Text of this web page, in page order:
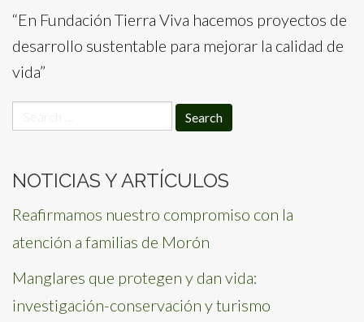
“En Fundación Tierra Viva hacemos proyectos de
desarrollo sustentable para mejorar la calidad de
vida”
for:
NOTICIAS Y ARTÍCULOS
Reafirmamos nuestro compromiso con la
atención a familias de Morón
Manglares que protegen y dan vida:
investigación-conservación y turismo